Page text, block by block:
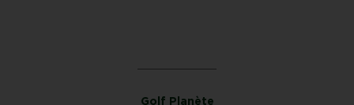
Golf Planète